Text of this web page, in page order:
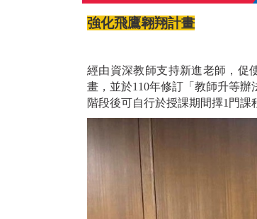
強化飛鷹翱翔計畫
經由資深教師支持新進老師，促
畫，並於110年修訂「教師升等
階段後可自行於授課期間擇1門課